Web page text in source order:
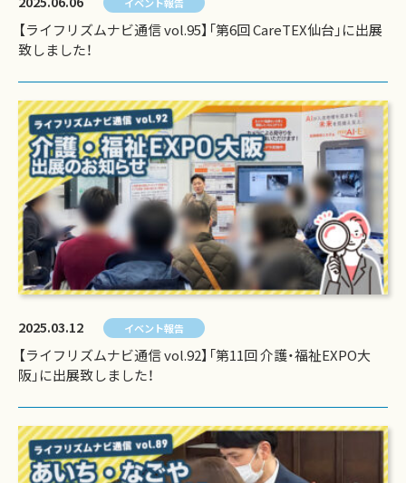
【ライフリズムナビ通信 vol.95】「第6回 CareTEX仙台」に出展
致しました！
2025.03.12 イベント報告
【ライフリズムナビ通信 vol.92】「第11回 介護・福祉EXPO大
阪」に出展致しました！